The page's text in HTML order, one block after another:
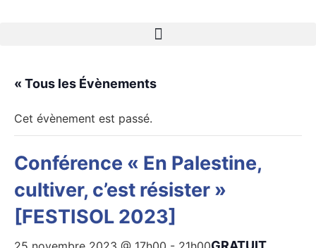
« Tous les Évènements
Cet évènement est passé.
Conférence « En Palestine,
cultiver, c’est résister »
[FESTISOL 2023]